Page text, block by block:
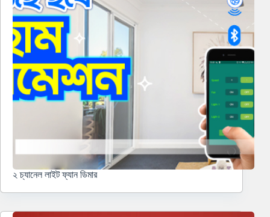
২ চ্যানেল লাইট ফ্যান ডিমার